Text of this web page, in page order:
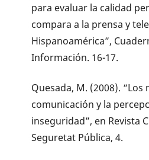
para evaluar la calidad
compara a la prensa y
Hispanoamérica”,
Información. 16-17.
Quesada, M. (2008). “Los
comunicación y la
inseguridad”, en Revista
Seguretat Pública, 4.